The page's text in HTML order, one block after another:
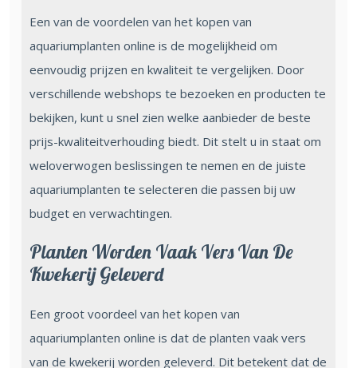
Een van de voordelen van het kopen van
aquariumplanten online is de mogelijkheid om
eenvoudig prijzen en kwaliteit te vergelijken. Door
verschillende webshops te bezoeken en producten te
bekijken, kunt u snel zien welke aanbieder de beste
prijs-kwaliteitverhouding biedt. Dit stelt u in staat om
weloverwogen beslissingen te nemen en de juiste
aquariumplanten te selecteren die passen bij uw
budget en verwachtingen.
Planten Worden Vaak Vers Van De
Kwekerij Geleverd
Een groot voordeel van het kopen van
aquariumplanten online is dat de planten vaak vers
van de kwekerij worden geleverd. Dit betekent dat de